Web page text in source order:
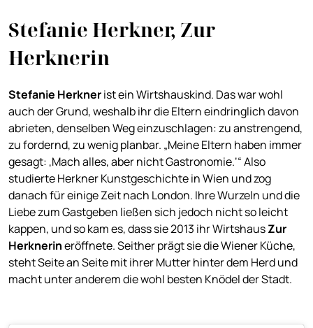
Stefanie Herkner, Zur
Herknerin
Stefanie Herknerist ein Wirtshauskind. Das war wohl
auch der Grund, weshalb ihr die Eltern eindringlich davon
abrieten, denselben Weg einzuschlagen: zu anstrengend,
zu fordernd, zu wenig planbar. „Meine Eltern haben immer
gesagt: ,Mach alles, aber nicht Gastronomie.‘“ Also
studierte Herkner Kunstgeschichte in Wien und zog
danach für einige Zeit nach London. Ihre Wurzeln und die
Liebe zum Gastgeben ließen sich jedoch nicht so leicht
kappen, und so kam es, dass sie 2013 ihr WirtshausZur
Herknerineröffnete. Seither prägt sie die Wiener Küche,
steht Seite an Seite mit ihrer Mutter hinter dem Herd und
macht unter anderem die wohl besten Knödel der Stadt.